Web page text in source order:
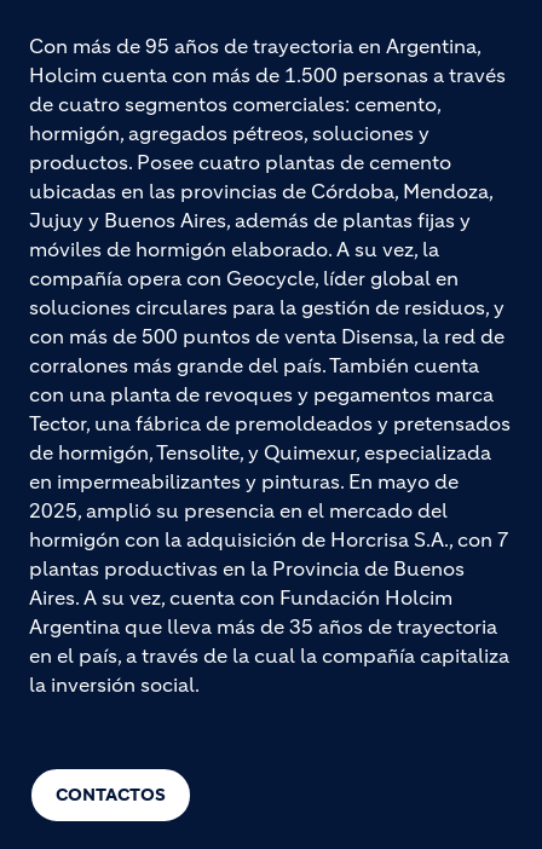
CONTACTOS
Con más de 95 años de trayectoria en Argentina,
Holcim cuenta con más de 1.500 personas a través
de cuatro segmentos comerciales: cemento,
hormigón, agregados pétreos, soluciones y
productos. Posee cuatro plantas de cemento
ubicadas en las provincias de Córdoba, Mendoza,
Jujuy y Buenos Aires, además de plantas fijas y
móviles de hormigón elaborado. A su vez, la
compañía opera con Geocycle, líder global en
soluciones circulares para la gestión de residuos, y
con más de 500 puntos de venta Disensa, la red de
corralones más grande del país. También cuenta
con una planta de revoques y pegamentos marca
Tector, una fábrica de premoldeados y pretensados
de hormigón, Tensolite, y Quimexur, especializada
en impermeabilizantes y pinturas. En mayo de
2025, amplió su presencia en el mercado del
hormigón con la adquisición de Horcrisa S.A., con 7
plantas productivas en la Provincia de Buenos
Aires. A su vez, cuenta con Fundación Holcim
Argentina que lleva más de 35 años de trayectoria
en el país, a través de la cual la compañía capitaliza
la inversión social.